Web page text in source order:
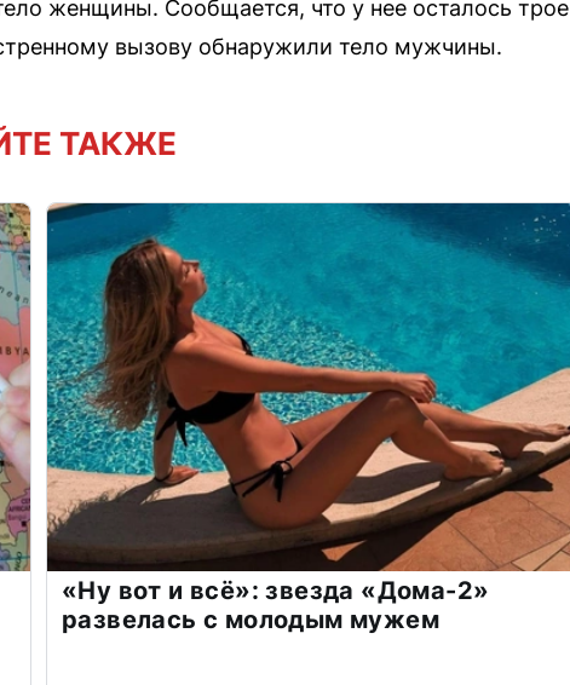
женщины. Сообщается, что у нее осталось трое
вызову обнаружили тело мужчины.
ТАКЖЕ
«Ну вот и всё»: звезда «Дома-2»
развелась с молодым мужем